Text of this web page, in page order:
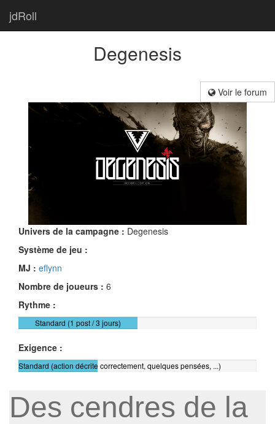
jdRoll
Degenesis
Voir le forum
Univers de la campagne : Degenesis
Système de jeu :
MJ : eflynn
Nombre de joueurs : 6
Rythme :
Standard (1 post / 3 jours)
Exigence :
Standard (action décrite correctement, quelques pensées, ...)
Des cendres de la